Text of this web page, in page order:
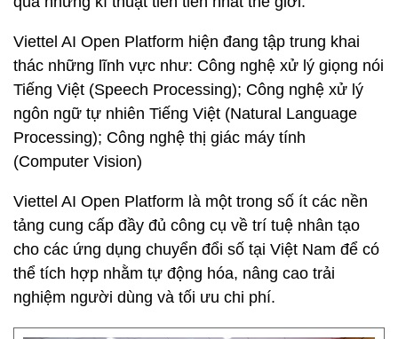
Viettel AI Open Platform hiện đang tập trung khai
thác những lĩnh vực như: Công nghệ xử lý giọng nói
Tiếng Việt (Speech Processing); Công nghệ xử lý
ngôn ngữ tự nhiên Tiếng Việt (Natural Language
Processing); Công nghệ thị giác máy tính
(Computer Vision)
Viettel AI Open Platform là một trong số ít các nền
tảng cung cấp đầy đủ công cụ về trí tuệ nhân tạo
cho các ứng dụng chuyển đổi số tại Việt Nam để có
thể tích hợp nhằm tự động hóa, nâng cao trải
nghiệm người dùng và tối ưu chi phí.